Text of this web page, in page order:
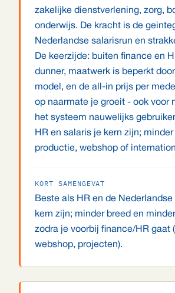
zakelijke dienstverlening, zorg,
onderwijs. De kracht is de
Nederlandse salarisrun en
De keerzijde: buiten finance en
dunner, maatwerk is beperkt
model, en de all-in prijs per
op naarmate je groeit - ook voor
het systeem nauwelijks
HR en salaris je kern zijn;
productie, webshop of
KORT SAMENGEVAT
Beste als HR en de
kern zijn; minder breed en
zodra je voorbij finance/HR gaat
webshop, projecten).